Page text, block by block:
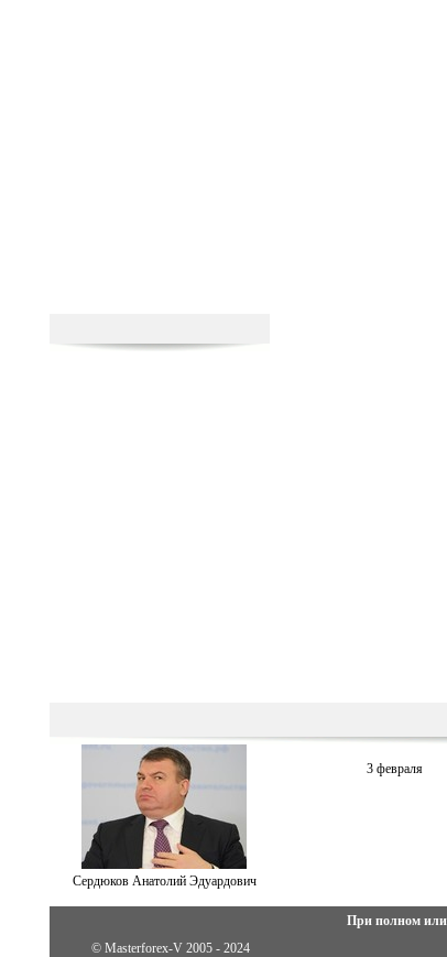
Сердюков Анатолий Эдуардович
3 февраля
При полном или
© Masterforex-V 2005 - 2024